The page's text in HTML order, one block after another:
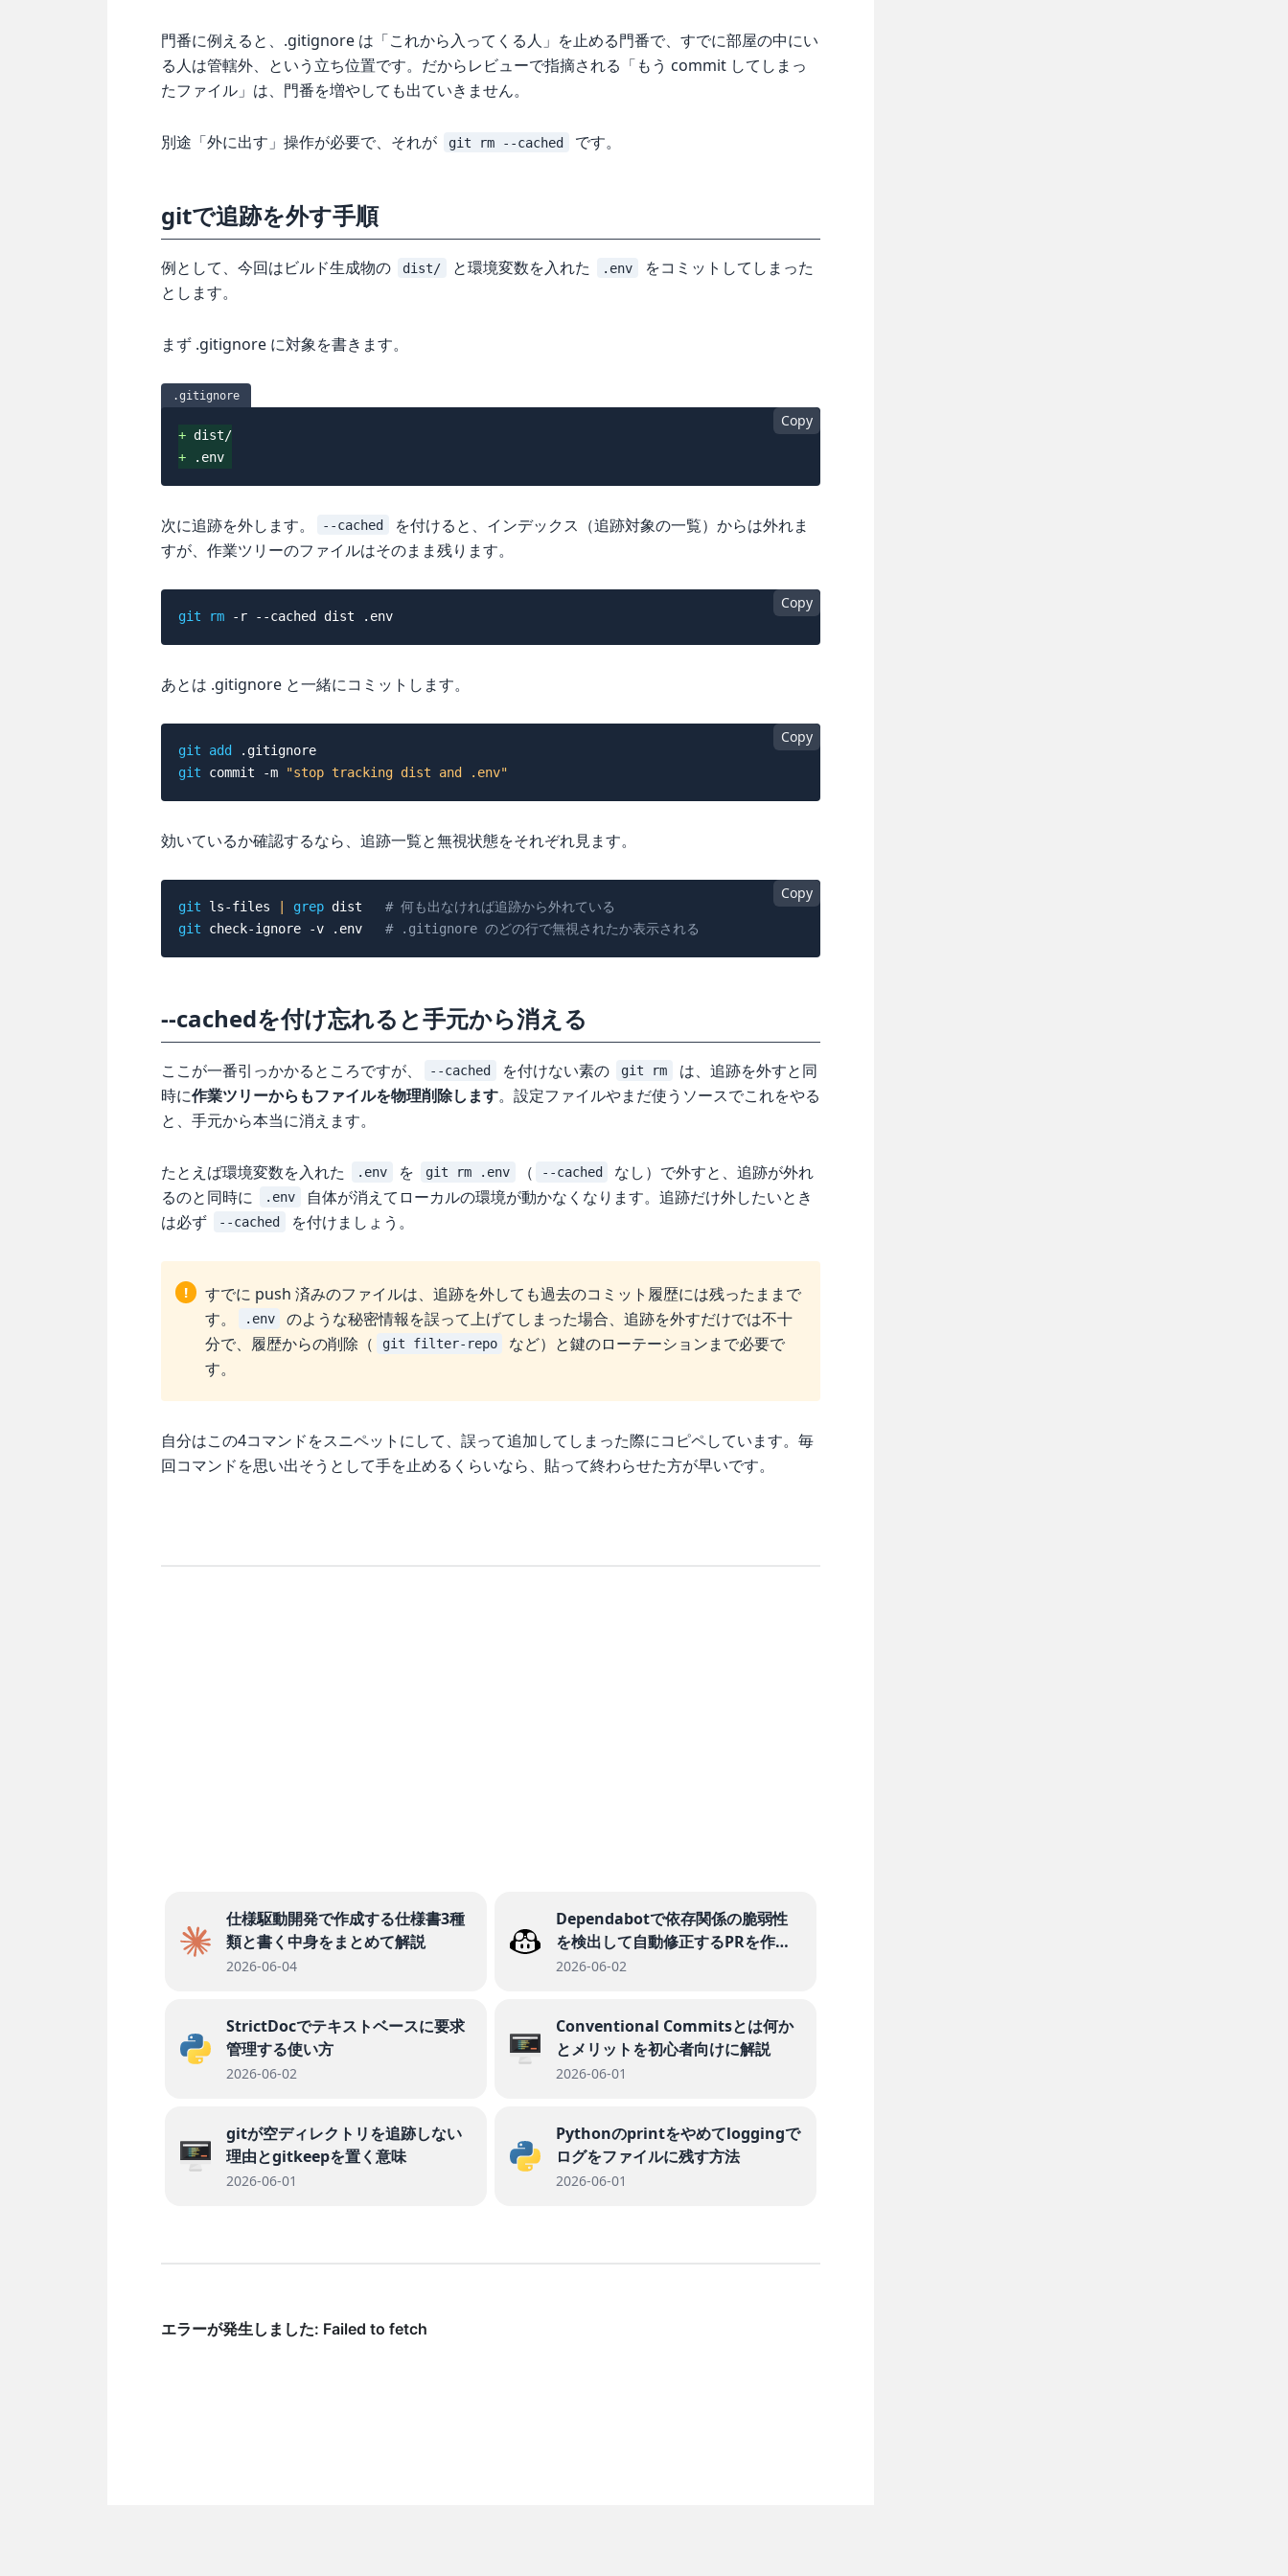
門番に例えると、.gitignore は「これから入ってくる人」を止める門番で、すでに部屋の中にい
る人は管轄外、という立ち位置です。だからレビューで指摘される「もう commit してしまっ
たファイル」は、門番を増やしても出ていきません。
別途「外に出す」操作が必要で、それが git rm --cached です。
gitで追跡を外す手順
例として、今回はビルド生成物の dist/ と環境変数を入れた .env
をコミットしてしまった
とします。
まず .gitignore に対象を書きます。
.gitignore
Copy
+
dist/
+
.env
次に追跡を外します。 --cached
を付けると、インデックス（追跡対象の一覧）からは外れま
すが、作業ツリーのファイルはそのまま残ります。
Copy
git rm -r --cached dist .env
あとは .gitignore と一緒にコミットします。
Copy
git add
.gitignore
git commit -m "stop tracking dist and .env"
効いているか確認するなら、追跡一覧と無視状態をそれぞれ見ます。
Copy
git ls-files grep dist # 何も出なければ追跡から外れている
git check-ignore -v .env # .gitignore のどの行で無視されたか表示される
--cachedを付け忘れると手元から消える
ここが一番引っかかるところですが、 --cached を付けない素の git rm
は、追跡を外すと同
時に作業ツリーからもファイルを物理削除します。設定ファイルやまだ使うソースでこれをやる
と、手元から本当に消えます。
たとえば環境変数を入れた .env を git rm .env （ --cached
なし）で外すと、追跡が外れ
るのと同時に
.env
自体が消えてローカルの環境が動かなくなります。追跡だけ外したいとき
は必ず
--cached を付けましょう。
!
すでに push 済みのファイルは、追跡を外しても過去のコミット履歴には残ったままで
す。
.env
のような秘密情報を誤って上げてしまった場合、追跡を外すだけでは不十
分で、履歴からの削除（
git filter-repo
など）と鍵のローテーションまで必要で
す。
自分はこの4コマンドをスニペットにして、誤って追加してしまった際にコピペしています。毎
回コマンドを思い出そうとして手を止めるくらいなら、貼って終わらせた方が早いです。
仕様駆動開発で作成する仕様書3種
類と書く中身をまとめて解説
2026-06-04
Dependabotで依存関係の脆弱性
を検出して自動修正するPRを作る
手順
2026-06-02
StrictDocでテキストベースに要求
管理する使い方
2026-06-02
Conventional Commitsとは何か
とメリットを初心者向けに解説
2026-06-01
gitが空ディレクトリを追跡しない
理由とgitkeepを置く意味
2026-06-01
Pythonのprintをやめてloggingで
ログをファイルに残す方法
2026-06-01